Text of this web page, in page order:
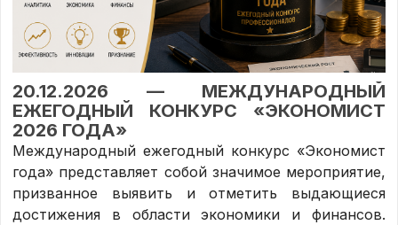
20.12.2026 — МЕЖДУНАРОДНЫЙ
ЕЖЕГОДНЫЙ КОНКУРС «ЭКОНОМИСТ
2026 ГОДА»
Международный ежегодный конкурс «Экономист
года» представляет собой значимое мероприятие,
призванное выявить и отметить выдающиеся
достижения в области экономики и финансов.